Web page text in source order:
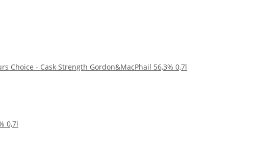
Choice - Cask Strength Gordon&MacPhail 56,3% 0,7l